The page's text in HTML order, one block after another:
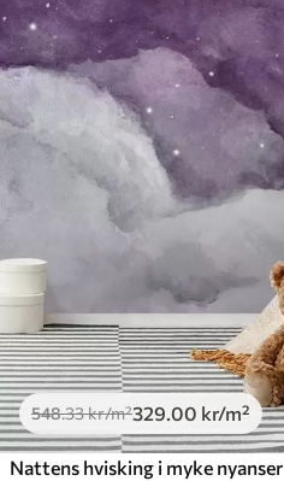
548.33kr/m²329.00 kr/m²
Nattens hvisking i myke nyanser